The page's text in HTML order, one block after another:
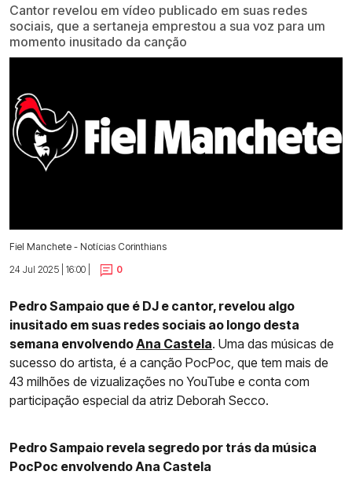
Cantor revelou em vídeo publicado em suas redes
sociais, que a sertaneja emprestou a sua voz para um
momento inusitado da canção
Fiel Manchete - Notícias Corinthians
24 Jul 2025 | 16:00 |
0
Pedro Sampaio que é DJ e cantor, revelou algo
inusitado em suas redes sociais ao longo desta
semana envolvendo Ana Castela. Uma das músicas de
sucesso do artista, é a canção PocPoc, que tem mais de
43 milhões de vizualizações no YouTube e conta com
participação especial da atriz Deborah Secco.
Pedro Sampaio revela segredo por trás da música
PocPoc envolvendo Ana Castela